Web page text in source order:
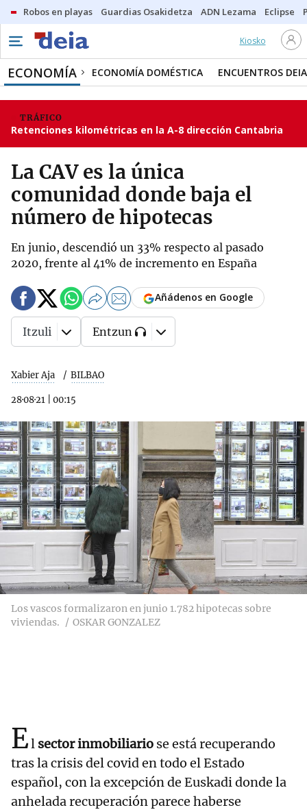
Robos en playas Guardias Osakidetza ADN Lezama Eclipse
Kiosko
ECONOMÍA ECONOMÍA DOMÉSTICA ENCUENTROS DEIA
TRÁFICO
Retenciones kilométricas en la A-8 dirección Cantabria
La CAV es la única
comunidad donde baja el
número de hipotecas
En junio, descendió un 33% respecto al pasado
2020, frente al 41% de incremento en España
Xabier Aja BILBAO
28·08·21 00:15
Añádenos en Google
Itzuli Entzun
Los vascos formalizaron en junio 1.782 hipotecas sobre
viviendas.
OSKAR GONZALEZ
El sector inmobiliario se está recuperando
tras la crisis del covid en todo el Estado
español, con la excepción de Euskadi donde la
anhelada recuperación parece haberse